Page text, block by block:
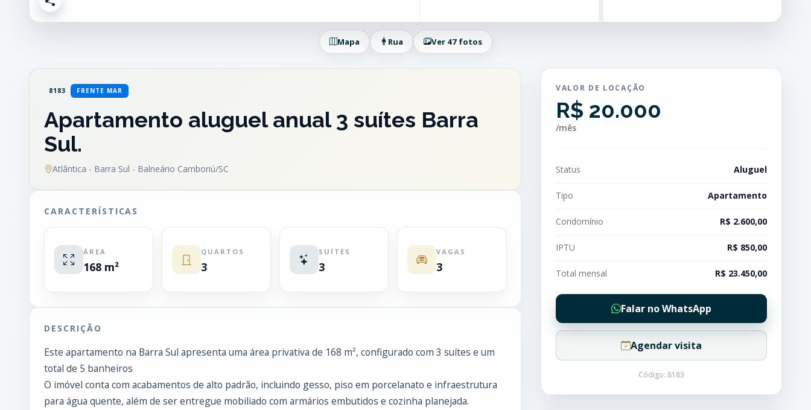
Mapa Rua Ver 47 fotos
8183 FRENTE MAR
Apartamento aluguel anual 3 suítes Barra
Sul.
Atlântica - Barra Sul - Balneário Camboriú/SC
CARACTERÍSTICAS
ÁREA
168 m²
QUARTOS
3
SUÍTES
3
VAGAS
3
DESCRIÇÃO
Este apartamento na Barra Sul apresenta uma área privativa de 168 m², configurado com 3 suítes e um
total de 5 banheiros
O imóvel conta com acabamentos de alto padrão, incluindo gesso, piso em porcelanato e infraestrutura
para água quente, além de ser entregue mobiliado com armários embutidos e cozinha planejada.
VALOR DE LOCAÇÃO
R$ 20.000
/mês
Status Aluguel
Tipo Apartamento
Condomínio R$ 2.600,00
IPTU R$ 850,00
Total mensal R$ 23.450,00
Falar no WhatsApp
Agendar visita
Código: 8183